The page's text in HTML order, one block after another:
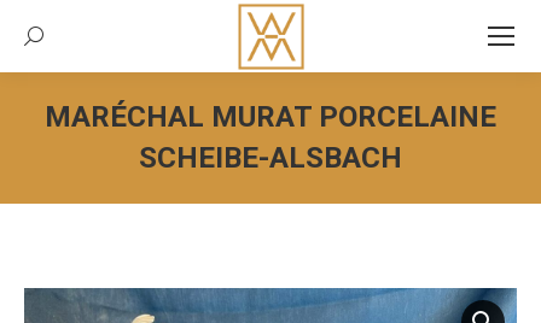
Recherche:
MARÉCHAL MURAT PORCELAINE
SCHEIBE-ALSBACH
Vous êtes ici :